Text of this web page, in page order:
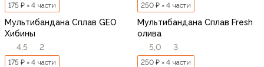
175 ₽ × 4 части
Мультибандана Сплав GEO
Хибины
4,5
2
175 ₽ × 4 части
250 ₽ × 4 части
Мультибандана Сплав Fresh
олива
5,0
3
250 ₽ × 4 части